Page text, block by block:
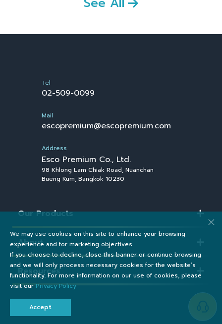
Tel
02-509-0099
Mail
escopremium@escopremium.com
Address
Esco Premium Co., Ltd.
98 Khlong Lam Chiak Road, Nuanchan
Bueng Kum, Bangkok 10230
Our Products
About
Resources
We may use cookies on this site to enhance your browsing
experience and for marketing objectives.
If you choose to decline, close this banner or continue browsing
and we will only process necessary cookies for the website’s
functionality. For more information on our use of cookies, please
visit our Privacy Policy
Accept